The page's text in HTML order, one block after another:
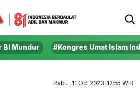
BI Mundur #Kongres Umat Islam
Rabu , 11 Oct 2023, 12:55 WIB